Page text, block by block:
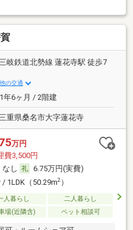
岐鉄道北勢線 蓮花寺駅 徒歩7
の交通
年6ヶ月 / 2階建
重県桑名市大字蓮花寺
万円
費3,500円
なし
6.75万円(実費)
/ 1LDK（50.29m2）
人暮らし
二人暮らし
場(近隣含) ペット相談可